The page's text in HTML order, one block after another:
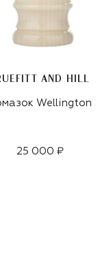
AND HILL
Wellington
25 000 ₽